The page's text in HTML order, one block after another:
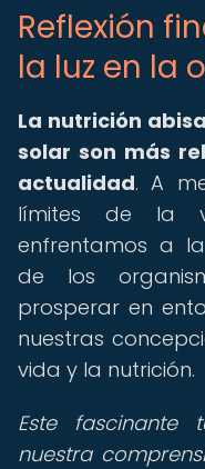
Reflexión
la luz en la
La nutrición
solar son más
actualidad. A
límites de la
enfrentamos a
de los
prosperar en
nuestras
vida y la nutrición.
Este fascinante
nuestra